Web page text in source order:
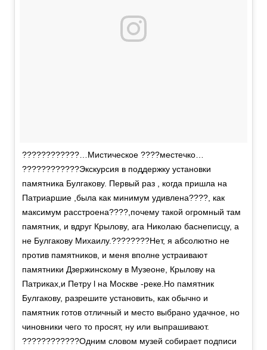
????????????…Мистическое ????местечко…
????????????Экскурсия в поддержку установки
памятника Булгакову. Первый раз , когда пришла на
Патриаршие ,была как минимум удивлена????, как
максимум расстроена????,почему такой огромный там
памятник, и вдруг Крылову, ага Николаю баснеписцу, а
не Булгакову Михаилу.????????Нет, я абсолютно не
против памятников, и меня вполне устраивают
памятники Дзержинскому в Музеоне, Крылову на
Патриках,и Петру l на Москве -реке.Но памятник
Булгакову, разрешите установить, как обычно и
памятник готов отличный и место выбрано удачное, но
чиновники чего то просят, ну или выпрашивают.
????????????Одним словом музей собирает подписи